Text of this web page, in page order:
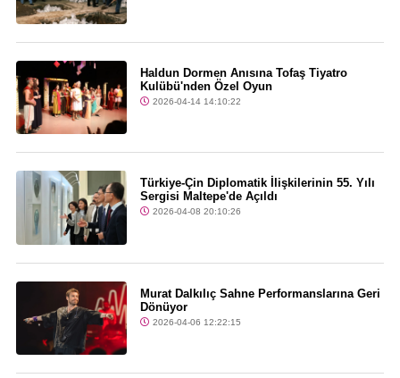
Haldun Dormen Anısına Tofaş Tiyatro
Kulübü'nden Özel Oyun
2026-04-14 14:10:22
Türkiye-Çin Diplomatik İlişkilerinin 55. Yılı
Sergisi Maltepe'de Açıldı
2026-04-08 20:10:26
Murat Dalkılıç Sahne Performanslarına Geri
Dönüyor
2026-04-06 12:22:15